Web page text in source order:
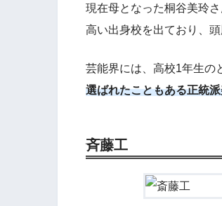
現在母となった桐谷美玲
高い出身校を出ており、
芸能界には、高校1年生の
選ばれたこともある正統
斉藤工